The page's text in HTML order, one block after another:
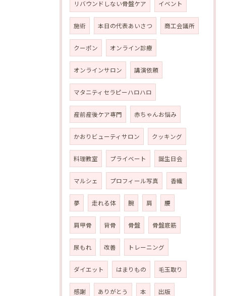
リバウンドしない骨盤ケア イベント
施術 本日の代表あいさつ 商工会議所
クーポン オンライン診療
オンラインサロン 講演依頼
マタニティセラピーハロハロ
産前産後ケア専門 赤ちゃんお悩み
かおりビューティサロン クッキング
料理教室 プライベート 誕生日会
マルシェ プロフィール写真 香織
夢 走れる体 腕 肩 腰
肩甲骨 背骨 骨盤 骨盤底筋
尿もれ 改善 トレーニング
ダイエット はまりもの 毛玉取り
感謝 ありがとう 本 出版